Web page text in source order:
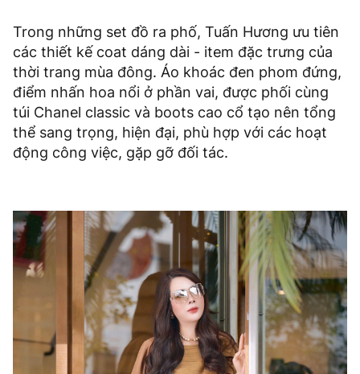
Trong những set đồ ra phố, Tuấn Hương ưu tiên
các thiết kế coat dáng dài - item đặc trưng của
thời trang mùa đông. Áo khoác đen phom đứng,
điểm nhấn hoa nổi ở phần vai, được phối cùng
túi Chanel classic và boots cao cổ tạo nên tổng
thể sang trọng, hiện đại, phù hợp với các hoạt
động công việc, gặp gỡ đối tác.